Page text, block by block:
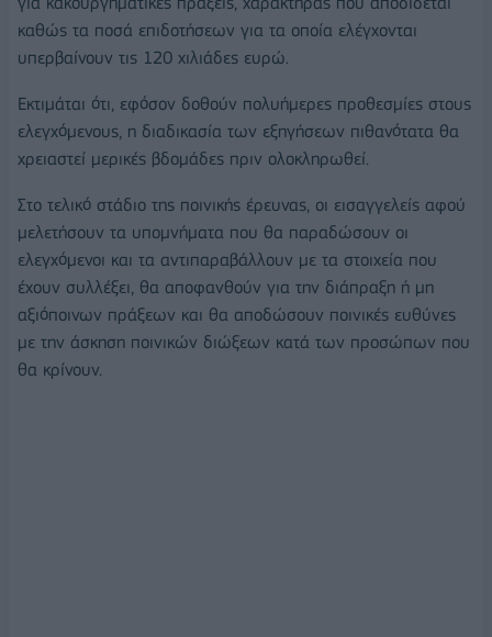
καθώς τα ποσά επιδοτήσεων για τα οποία ελέγχονται
υπερβαίνουν τις 120 χιλιάδες ευρώ.
Εκτιμάται ότι, εφόσον δοθούν πολυήμερες προθεσμίες στους
ελεγχόμενους, η διαδικασία των εξηγήσεων πιθανότατα θα
χρειαστεί μερικές βδομάδες πριν ολοκληρωθεί.
Στο τελικό στάδιο της ποινικής έρευνας, οι εισαγγελείς αφού
μελετήσουν τα υπομνήματα που θα παραδώσουν οι
ελεγχόμενοι και τα αντιπαραβάλλουν με τα στοιχεία που
έχουν συλλέξει, θα αποφανθούν για την διάπραξη ή μη
αξιόποινων πράξεων και θα αποδώσουν ποινικές ευθύνες
με την άσκηση ποινικών διώξεων κατά των προσώπων που
θα κρίνουν.